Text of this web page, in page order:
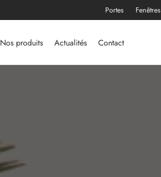
Portes Fenêtres
Nos produits Actualités Contact